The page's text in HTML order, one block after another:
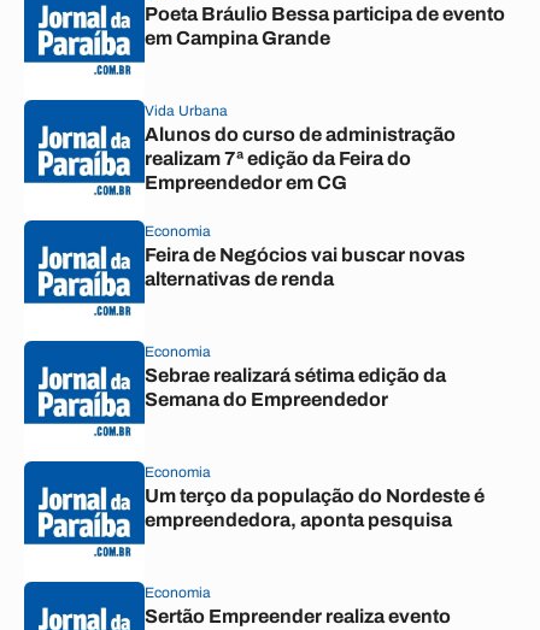
Poeta Bráulio Bessa participa de evento
em Campina Grande
Vida Urbana
Alunos do curso de administração
realizam 7ª edição da Feira do
Empreendedor em CG
Economia
Feira de Negócios vai buscar novas
alternativas de renda
Economia
Sebrae realizará sétima edição da
Semana do Empreendedor
Economia
Um terço da população do Nordeste é
empreendedora, aponta pesquisa
Economia
Sertão Empreender realiza evento